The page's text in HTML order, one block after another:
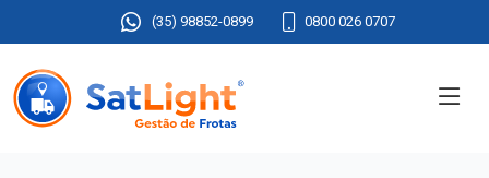
(35) 98852-0899 0800 026 0707